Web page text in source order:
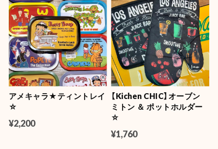
アメキャラ★ティントレイ
☆
¥2,200
【Kichen CHIC】オーブン
ミトン ＆ ポットホルダー
☆
¥1,760